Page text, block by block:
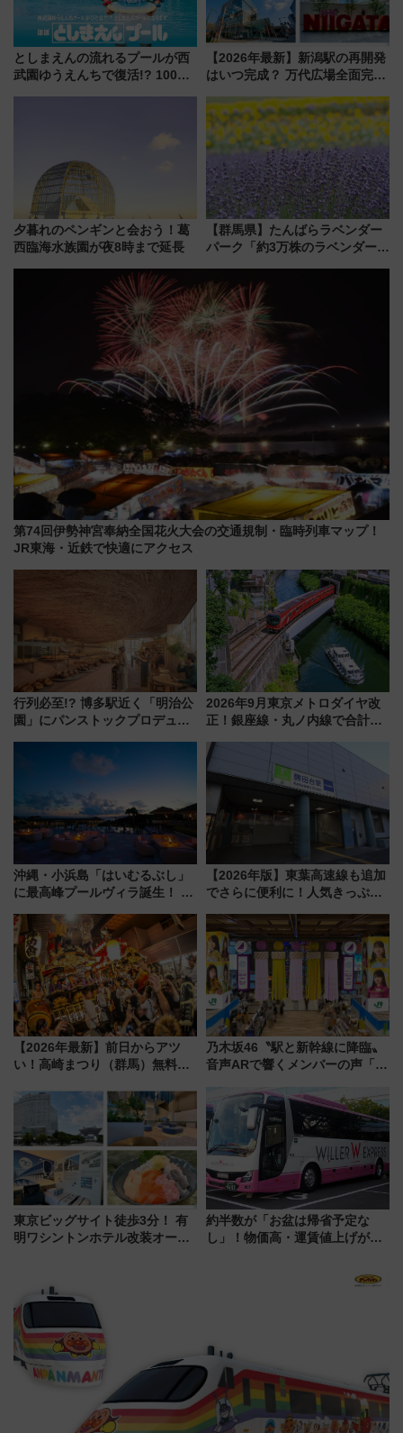
としまえんの流れるプールが西
武園ゆうえんちで復活!? 100周
【2026年最新】新潟駅の再開発
はいつ完成？ 万代広場全面完成
開発、バスタ新潟構想まで徹底
解説！
夕暮れのペンギンと会おう！葛
西臨海水族園が夜8時まで延長
【群馬県】たんばらラベンダー
パーク「約3万株のラベンダー」
で都心から約1時間半で夏の絶景
を！
第74回伊勢神宮奉納全国花火大会の交通規制・臨時列車マップ！
JR東海・近鉄で快適にアクセス
行列必至!? 博多駅近く「明治公
園」にパンストックプロデュー
オープン 秋からはビストロ営業
2026年9月東京メトロダイヤ改
正！銀座線・丸ノ内線で合計
待
沖縄・小浜島「はいむるぶし」
に最高峰プールヴィラ誕生！ 石
美旅「何もしない贅沢」を体験
してみない？
【2026年版】東葉高速線も追加
でさらに便利に！人気きっぷ
今年も発売 秋・早春に千葉県を
巡るなら使い勝手・コスパ抜群
【2026年最新】前日からアツ
い！高崎まつり（群馬）無料観
しまで
乃木坂46〝駅と新幹線に降臨〟
音声ARで響くメンバーの声「真
東京ビッグサイト徒歩3分！ 有
明ワシントンホテル改装オープ
ュッフェを現地レポ
約半数が「お盆は帰省予定な
し」！物価高・運賃値上げが財
りたいけど……【WILLER お盆